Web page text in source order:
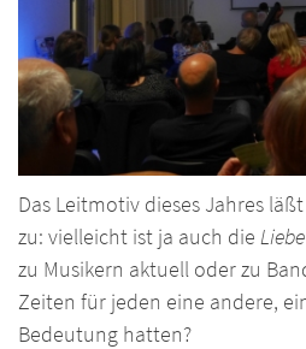
Das Leitmotiv dieses Jahres
zu: vielleicht ist ja auch die Liebe
zu Musikern aktuell oder zu
Zeiten für jeden eine andere,
Bedeutung hatten?